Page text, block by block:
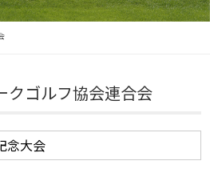
クゴルフ協会連合会
念大会